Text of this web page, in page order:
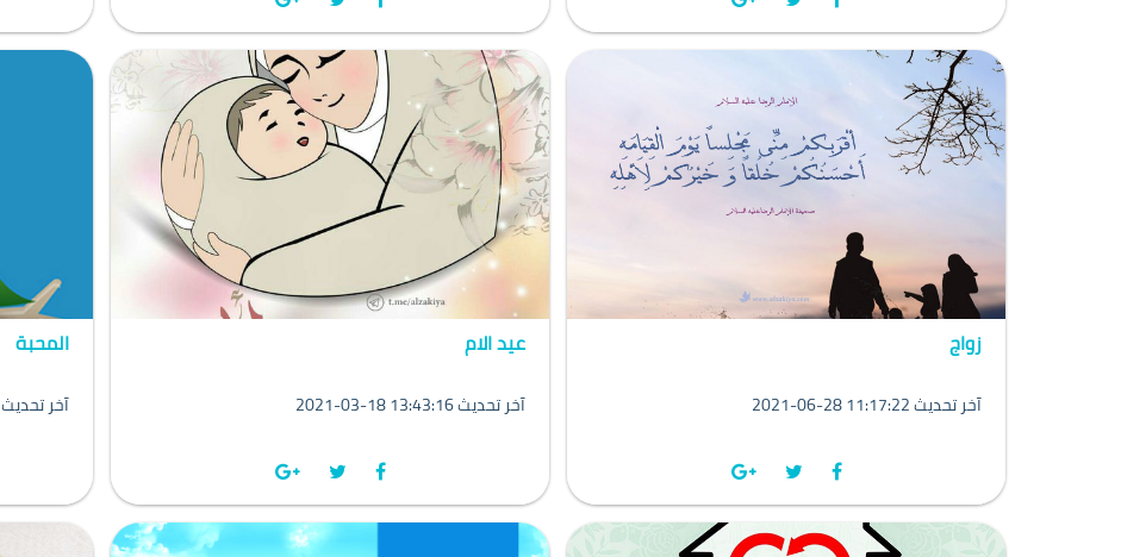
زواج
2021-06-28 11:17:22 آخر تحديث
عيد الام
2021-03-18 13:43:16 آخر تحديث
المحبة
2021-03-18 11:03:44 آخر تحديث